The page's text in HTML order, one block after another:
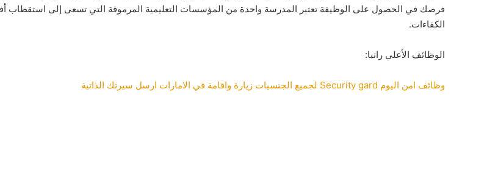
فرصك في الحصول على الوظيفة تعتبر المدرسة واحدة من المؤسسات التعليمية المرموقة التي تسعى إلى استقطاب
الكفاءات.
الوظائف الأعلي راتبا:
وظائف امن اليوم Security gard لجميع الجنسيات زيارة واقامة في الامارات ارسل سيرتك الذاتية